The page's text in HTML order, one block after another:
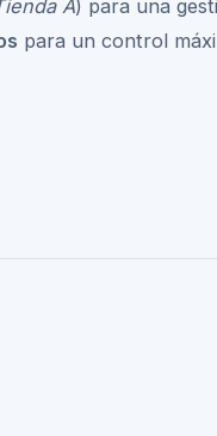
A) para una
para un control